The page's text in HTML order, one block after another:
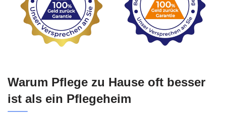
Warum Pflege zu Hause oft besser
ist als ein Pflegeheim